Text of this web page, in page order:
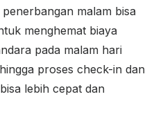
malam bisa
menghemat biaya
pada malam hari
proses check-in dan
lebih cepat dan